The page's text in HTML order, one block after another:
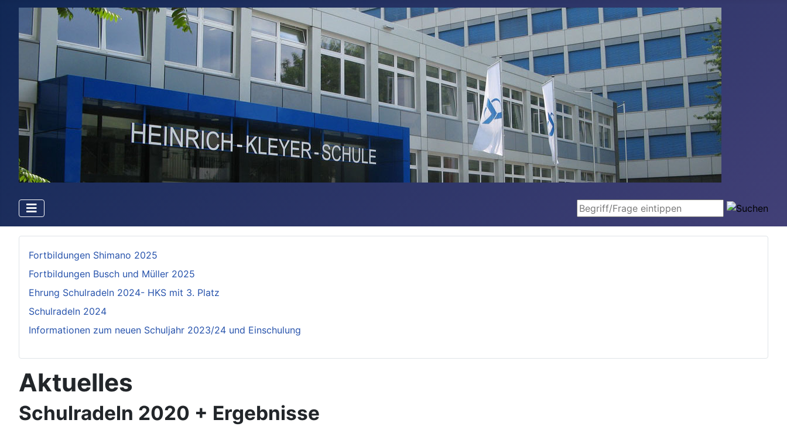
Begriff/Frage eintippen
Fortbildungen Shimano 2025
Fortbildungen Busch und Müller 2025
Ehrung Schulradeln 2024- HKS mit 3. Platz
Schulradeln 2024
Informationen zum neuen Schuljahr 2023/24 und Einschulung
Aktuelles
Schulradeln 2020 + Ergebnisse